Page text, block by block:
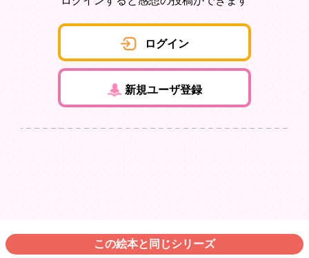
ログイン
新規ユーザ登録
この絵本と同じシリーズ